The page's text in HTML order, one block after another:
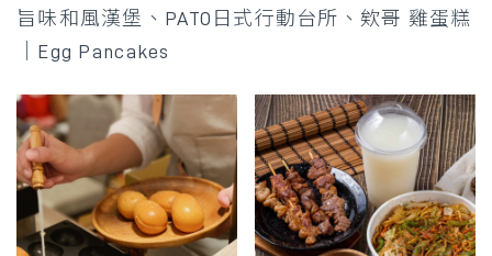
旨味和風漢堡、PATO日式行動台所、欸哥 雞蛋糕
｜Egg Pancakes